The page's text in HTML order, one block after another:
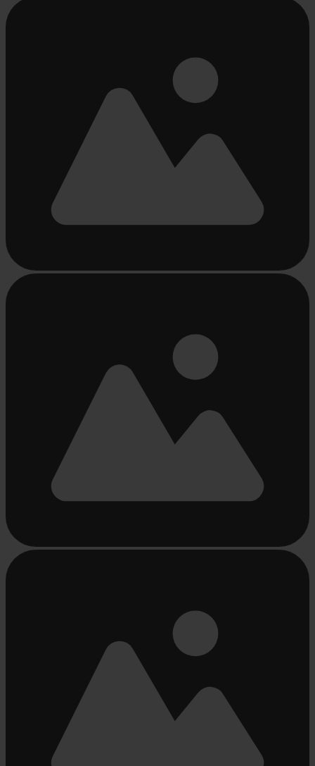
met
Bezig
met
Bezig
met